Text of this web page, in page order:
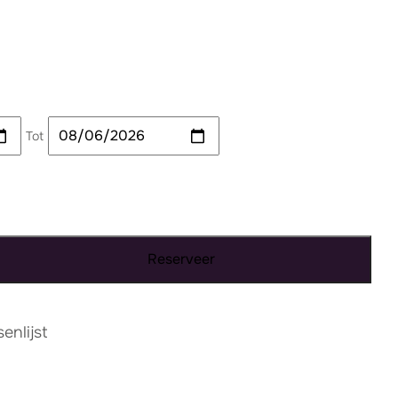
Tot
Reserveer